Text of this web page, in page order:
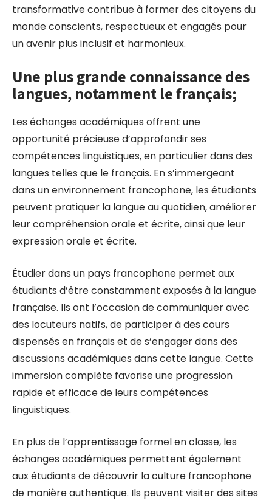
transformative contribue à former des citoyens du
monde conscients, respectueux et engagés pour
un avenir plus inclusif et harmonieux.
Une plus grande connaissance des
langues, notamment le français;
Les échanges académiques offrent une
opportunité précieuse d’approfondir ses
compétences linguistiques, en particulier dans des
langues telles que le français. En s’immergeant
dans un environnement francophone, les étudiants
peuvent pratiquer la langue au quotidien, améliorer
leur compréhension orale et écrite, ainsi que leur
expression orale et écrite.
Étudier dans un pays francophone permet aux
étudiants d’être constamment exposés à la langue
française. Ils ont l’occasion de communiquer avec
des locuteurs natifs, de participer à des cours
dispensés en français et de s’engager dans des
discussions académiques dans cette langue. Cette
immersion complète favorise une progression
rapide et efficace de leurs compétences
linguistiques.
En plus de l’apprentissage formel en classe, les
échanges académiques permettent également
aux étudiants de découvrir la culture francophone
de manière authentique. Ils peuvent visiter des sites